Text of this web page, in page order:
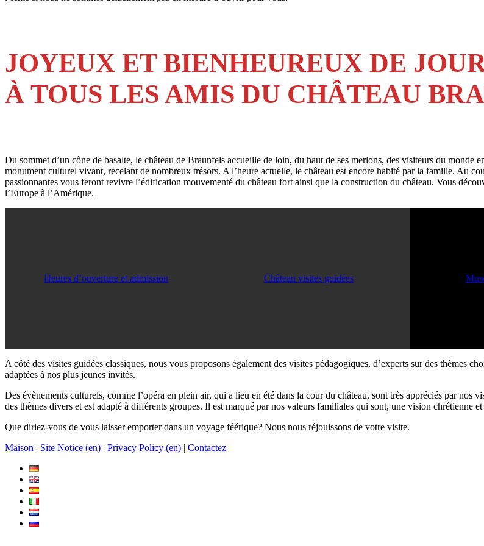
JOYEUX ET BIENHEUREUX DE
À TOUS LES AMIS DU CHÂTEAU
Du sommet d’un cône de basalte, le château de Braunfels accueille de loin, du haut de ses merlons, des visiteurs du monde
monument culturel vivant, recelant de nombreux trésors. A l’heure actuelle, le château est encore habité par la famille. Au
passionnantes vous feront revivre l’édification mouvementé du château fort ainsi que la construction du château. Vous
l’Europe à l’Amérique.
Heures d’ouverture et admission Château visites guidées
A côté des visites guidées classiques, nous vous proposons également des visites pédagogiques, d’experts sur des thèmes
adaptées à nos plus jeunes invités.
Des évènements culturels, comme l’opéra en plein air, qui a lieu en été dans la cour du château, sont très appréciés par
des thèmes divers et est adapté à différents groupes. Il est marqué par nos valeurs familiales qui sont, une vision chrétienne
Que diriez-vous de vous laisser emporter dans un voyage féérique? Nous nous réjouissons de votre visite.
Maison | Site Notice (en) | Privacy Policy (en) | Contactez